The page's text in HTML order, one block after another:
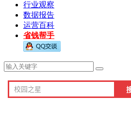
行业观察
数据报告
运营百科
省钱帮手